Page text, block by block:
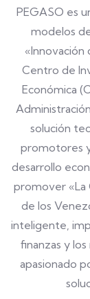
PEGASO es
modelos
«Innovación
Centro de
Económica
solución
promotores
desarrollo
promover «La
de los
inteligente,
finanzas y
apasionado